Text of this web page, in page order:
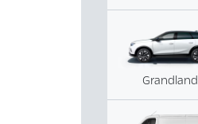
Grandland